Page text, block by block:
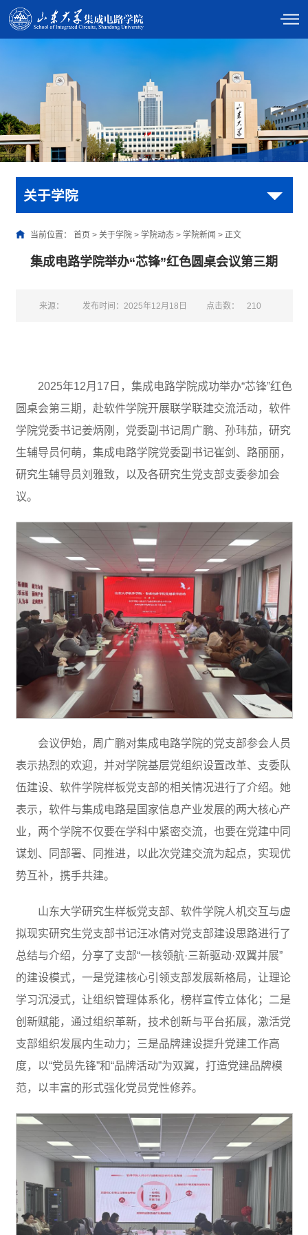
关于学院
当前位置： 首页 > 关于学院> 学院动态> 学院新闻 > 正文
集成电路学院举办“芯锋”红色圆桌会议第三期
来源： 发布时间：2025年12月18日 点击数： 210
2025年12月17日，集成电路学院成功举办“芯锋”红色
圆桌会第三期，赴软件学院开展联学联建交流活动，软件
学院党委书记姜炳刚，党委副书记周广鹏、孙玮茄，研究
生辅导员何萌，集成电路学院党委副书记崔剑、路丽丽，
研究生辅导员刘雅致，以及各研究生党支部支委参加会
议。
会议伊始，周广鹏对集成电路学院的党支部参会人员
表示热烈的欢迎，并对学院基层党组织设置改革、支委队
伍建设、软件学院样板党支部的相关情况进行了介绍。她
表示，软件与集成电路是国家信息产业发展的两大核心产
业，两个学院不仅要在学科中紧密交流，也要在党建中同
谋划、同部署、同推进，以此次党建交流为起点，实现优
势互补，携手共建。
山东大学研究生样板党支部、软件学院人机交互与虚
拟现实研究生党支部书记汪冰倩对党支部建设思路进行了
总结与介绍，分享了支部“一核领航·三新驱动·双翼并展”
的建设模式，一是党建核心引领支部发展新格局，让理论
学习沉浸式，让组织管理体系化，榜样宣传立体化；二是
创新赋能，通过组织革新，技术创新与平台拓展，激活党
支部组织发展内生动力；三是品牌建设提升党建工作高
度，以“党员先锋”和“品牌活动”为双翼，打造党建品牌模
范，以丰富的形式强化党员党性修养。